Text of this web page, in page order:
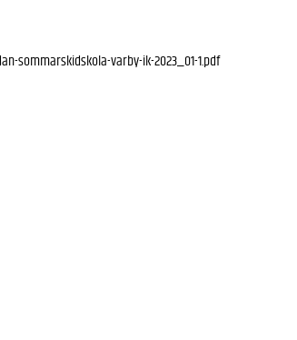
varby-ik-2023_01-1.pdf